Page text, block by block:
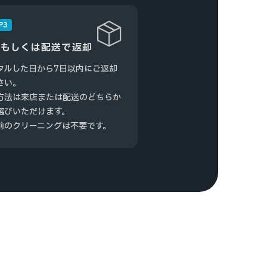
しくは配送で返却
ルした日から7日以内にご返却
。
法は来店または配送のどちらか
びいただけます。
のクリーニングは不要です。